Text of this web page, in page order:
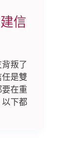
信
叛了
是雙
在重
下都